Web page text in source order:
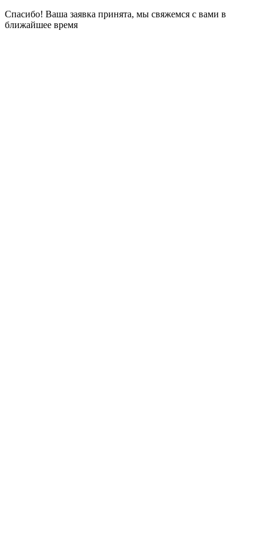
Спасибо! Ваша заявка принята, мы свяжемся с вами в
ближайшее время